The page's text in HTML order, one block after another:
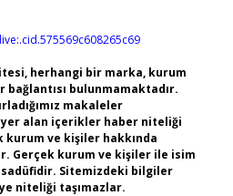
herhangi bir marka, kurum
bulunmamaktadır.
makaleler
yer alan içerikler haber niteliği
kurum ve kişiler hakkında
Gerçek kurum ve kişiler ile isim
Sitemizdeki bilgiler
niteliği taşımazlar.